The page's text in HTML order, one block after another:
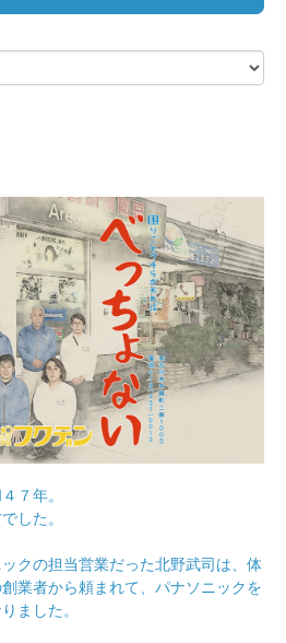
７年。
した。
クの担当営業だった北野武司は、体
業者から頼まれて、パナソニックを
ました。